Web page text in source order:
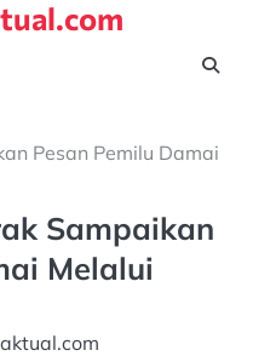
Pesan Pemilu Damai
Sampaikan
Melalui